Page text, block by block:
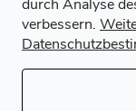
durch Analyse
verbessern.
Weitere